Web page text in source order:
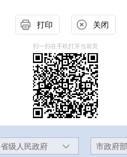
打印 关闭
扫一扫在手机打开当前页
省级人民政府 市政府